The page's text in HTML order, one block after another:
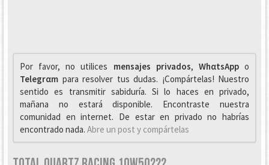
Por favor, no utilices mensajes privados, WhαtsAppo
Telegrαm para resolver tus dudas. ¡Compártelas! Nuestro
sentido es transmitir sabiduría. Si lo haces en privado,
mañana no estará disponible. Encontraste nuestra
comunidad en internet. De estar en privado no habrías
encontrado nada. Abre un post y compártelas